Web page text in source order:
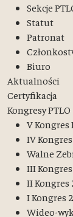
Sekcje
Statut
Patronat
Biuro
Aktualności
Certyfikacja
Kongresy PTLO
V Kongres
IV
Walne
III
II Kongres
I Kongres
Wideo-